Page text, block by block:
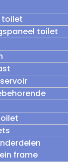
toilet
toilet
frame